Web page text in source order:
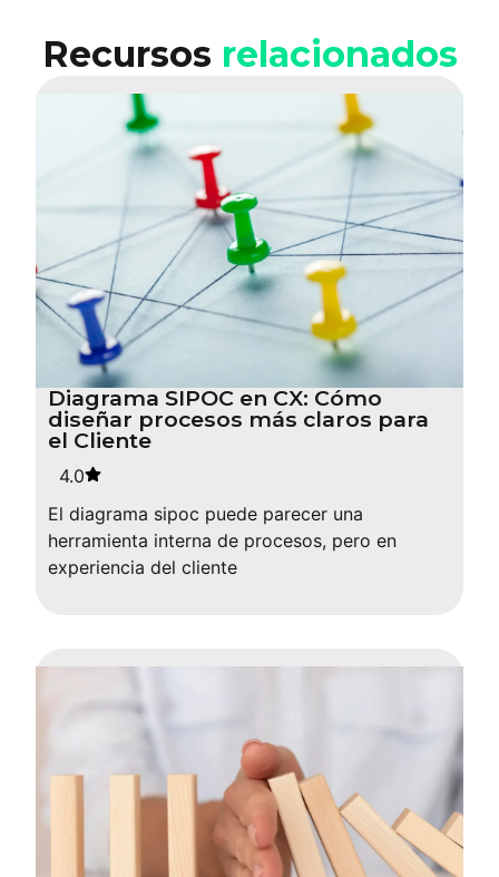
Recursos relacionados
Diagrama SIPOC en CX: Cómo
diseñar procesos más claros para
el Cliente
4.0
El diagrama sipoc puede parecer una
herramienta interna de procesos, pero en
experiencia del cliente